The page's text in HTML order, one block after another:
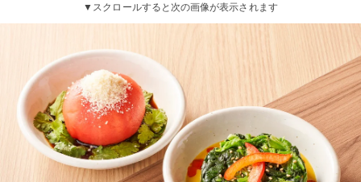
▼スクロールすると次の画像が表示されます